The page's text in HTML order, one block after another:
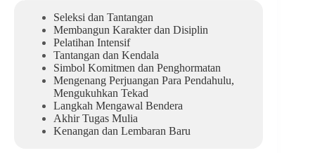
Seleksi dan Tantangan
Membangun Karakter dan Disiplin
Pelatihan Intensif
Tantangan dan Kendala
Simbol Komitmen dan Penghormatan
Mengenang Perjuangan Para Pendahulu,
Mengukuhkan Tekad
Langkah Mengawal Bendera
Akhir Tugas Mulia
Kenangan dan Lembaran Baru